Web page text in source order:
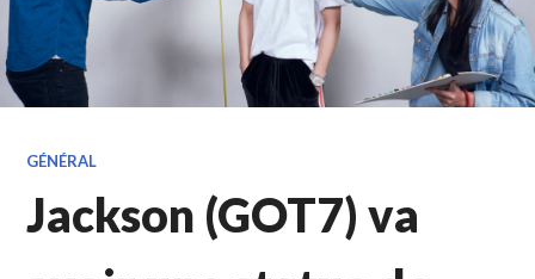
GÉNÉRAL
Jackson (GOT7) va